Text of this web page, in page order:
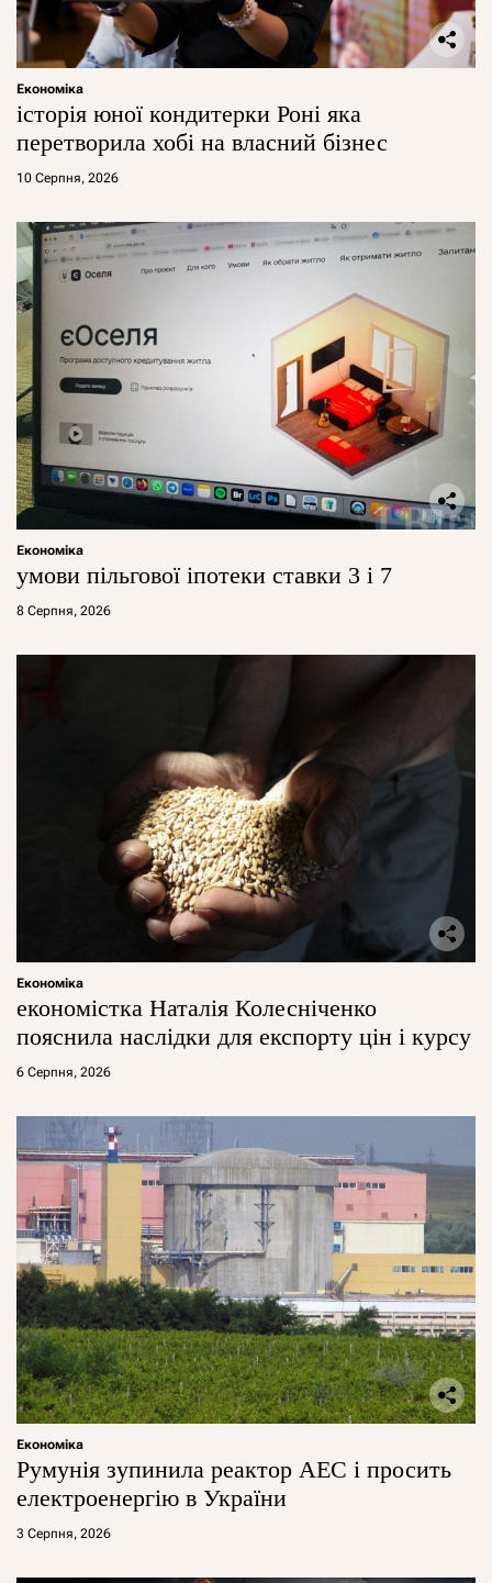
Економіка
історія юної кондитерки Роні яка
перетворила хобі на власний бізнес
10 Серпня, 2026
Економіка
умови пільгової іпотеки ставки 3 і 7
8 Серпня, 2026
Економіка
економістка Наталія Колесніченко
пояснила наслідки для експорту цін і курсу
6 Серпня, 2026
Економіка
Румунія зупинила реактор АЕС і просить
електроенергію в України
3 Серпня, 2026